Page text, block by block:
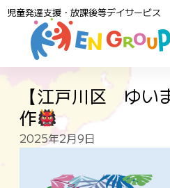
児童発達支援・放課後等デイサービス
【江戸川区 ゆい
作
2025年2月9日